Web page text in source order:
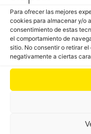
Para ofrecer las mejores
cookies para almacenar y/o
consentimiento de estas
el comportamiento de
sitio. No consentir o retirar
negativamente a ciertas
A medida que se
cada vez se hace
desnivel es
una villa marinera
sus preciosas